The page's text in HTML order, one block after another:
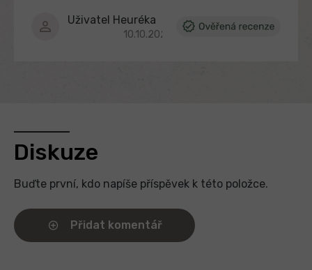
Uživatel Heuréka
Hodnocení produktu je 5 z 5 hvězdiček.
10.10.2023
Diskuze
Buďte první, kdo napíše příspěvek k této položce.
Přidat komentář